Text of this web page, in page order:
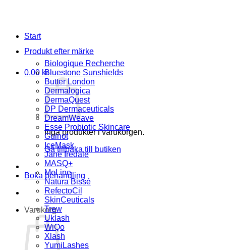
0.00 kr
Inga produkter i varukorgen.
Gå tillbaka till butiken
Boka behandling
Varukorg
Start
Produkt efter märke
Biologique Recherche
Bluestone Sunshields
Butter London
Dermalogica
DermaQuest
DP Dermaceuticals
DreamWeave
Esse Probiotic Skincare
Guinot
IceMask
Jane Iredale
MASQ+
MeLine
Natura Bissé
RefectoCil
SkinCeuticals
Trew
Uklash
WiQo
Xlash
YumiLashes